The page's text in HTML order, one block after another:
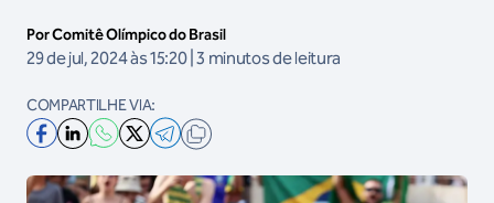
Por Comitê Olímpico do Brasil
29 de jul, 2024 às 15:20 | 3 minutos de leitura
COMPARTILHE VIA: